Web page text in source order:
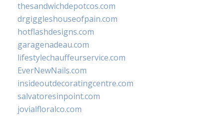
thesandwichdepotcos.com
drgiggleshouseofpain.com
hotflashdesigns.com
garagenadeau.com
lifestylechauffeurservice.com
EverNewNails.com
insideoutdecoratingcentre.com
salvatoresinpoint.com
jovialfloralco.com